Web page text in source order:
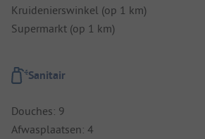
Kruidenierswinkel (op 1 km)
Supermarkt (op 1 km)
Sanitair
Douches: 9
Afwasplaatsen: 4